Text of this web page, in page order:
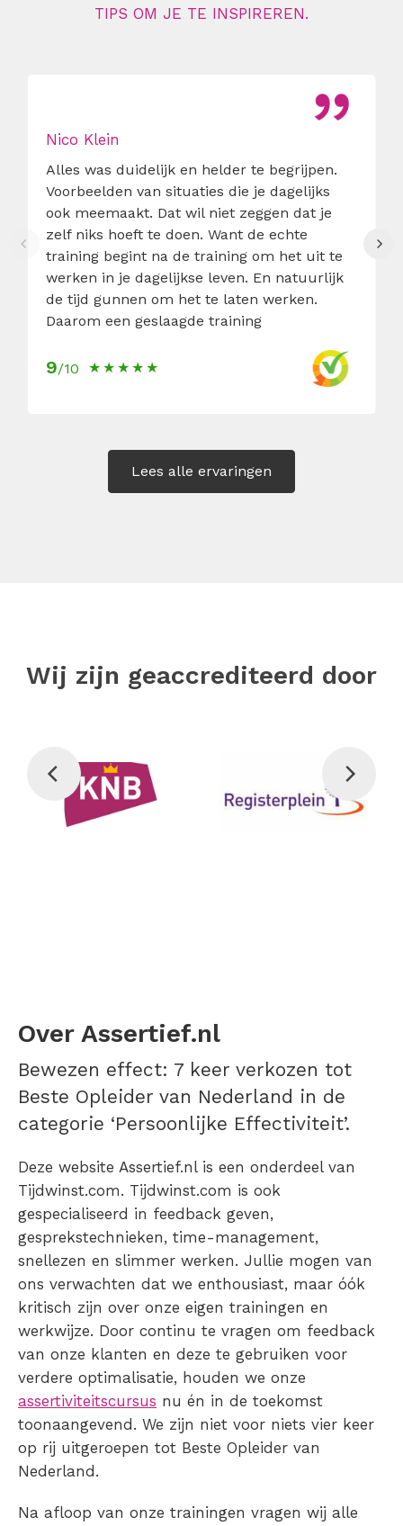
TIPS OM JE TE INSPIREREN.
Nico Klein
Alles was duidelijk en helder te begrijpen.
Voorbeelden van situaties die je dagelijks
ook meemaakt. Dat wil niet zeggen dat je
zelf niks hoeft te doen. Want de echte
training begint na de training om het uit te
werken in je dagelijkse leven. En natuurlijk
de tijd gunnen om het te laten werken.
Daarom een geslaagde training
9/10
Lees alle ervaringen
Wij zijn geaccrediteerd door
Over Assertief.nl
Bewezen effect: 7 keer verkozen tot
Beste Opleider van Nederland in de
categorie ‘Persoonlijke Effectiviteit’.
Deze website Assertief.nl is een onderdeel van
Tijdwinst.com. Tijdwinst.com is ook
gespecialiseerd in feedback geven,
gesprekstechnieken, time-management,
snellezen en slimmer werken. Jullie mogen van
ons verwachten dat we enthousiast, maar óók
kritisch zijn over onze eigen trainingen en
werkwijze. Door continu te vragen om feedback
van onze klanten en deze te gebruiken voor
verdere optimalisatie, houden we onze
assertiviteitscursus nu én in de toekomst
toonaangevend. We zijn niet voor niets vier keer
op rij uitgeroepen tot Beste Opleider van
Nederland.
Na afloop van onze trainingen vragen wij alle